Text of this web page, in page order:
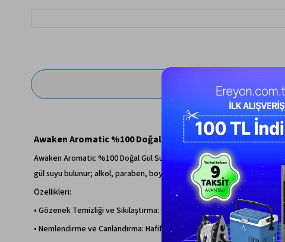
Awaken Aromatic %100 Doğal Gül Suyu, 200 Ml
Awaken Aromatic %100 Doğal Gül Suyu, Isparta’nın mis kokulu Rosa
gül suyu bulunur; alkol, paraben, boya içermez.
Özellikleri:
• Gözenek Temizliği ve Sıkılaştırma: Cildi arındırır, gözeneklerin
• Nemlendirme ve Canlandırma: Hafif yapısıyla cildi ferahlatır, nem